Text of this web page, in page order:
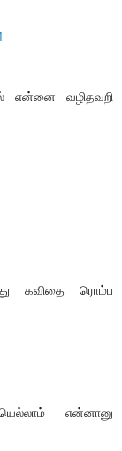
என்னை வழிதவறி
கவிதை ரொம்ப
என்னானு